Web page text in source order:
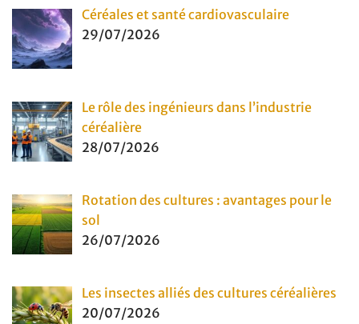
Céréales et santé cardiovasculaire
29/07/2026
Le rôle des ingénieurs dans l’industrie
céréalière
28/07/2026
Rotation des cultures : avantages pour le
sol
26/07/2026
Les insectes alliés des cultures céréalières
20/07/2026